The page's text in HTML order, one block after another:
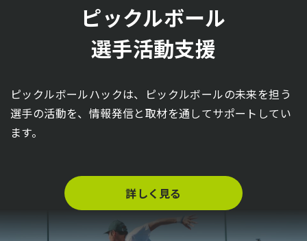
ピックルボール
選手活動支援
ピックルボールハックは、ピックルボールの未来を担う
選手の活動を、情報発信と取材を通してサポートしてい
ます。
詳しく見る